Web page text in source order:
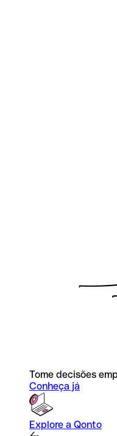
Tome decisões
Conheça já
Explore a Qonto